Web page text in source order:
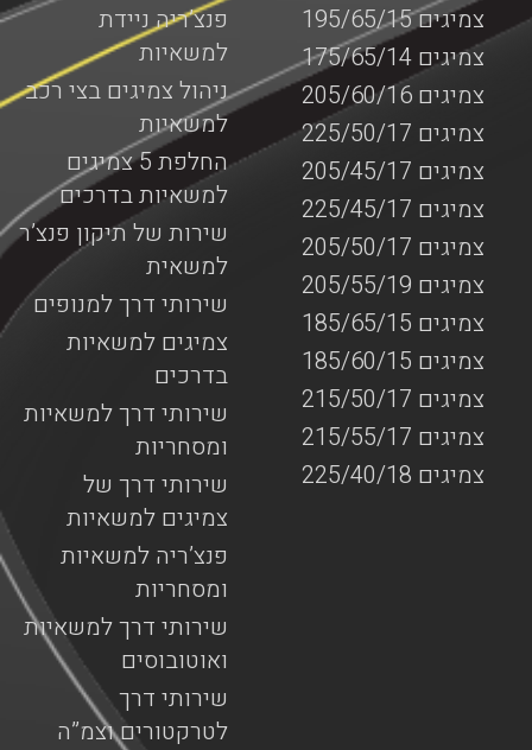
פנצ’ריה ניידת
למשאיות
ניהול צמיגים בצי רכב
למשאיות
החלפת 5 צמיגים
למשאיות בדרכים
שירות של תיקון פנצ’ר
למשאית
שירותי דרך למנופים
צמיגים למשאיות
בדרכים
שירותי דרך למשאיות
ומסחריות
שירותי דרך של
צמיגים למשאיות
פנצ’ריה למשאיות
ומסחריות
שירותי דרך למשאיות
ואוטובוסים
שירותי דרך
לטרקטורים וצמ”ה
צמיגים 195/65/15
צמיגים 175/65/14
צמיגים 205/60/16
צמיגים 225/50/17
צמיגים 205/45/17
צמיגים 225/45/17
צמיגים 205/50/17
צמיגים 205/55/19
צמיגים 185/65/15
צמיגים 185/60/15
צמיגים 215/50/17
צמיגים 215/55/17
צמיגים 225/40/18